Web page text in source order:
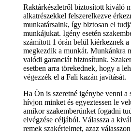
Raktárkészletről biztosított kiváló
alkatrészekkel felszerelkezve
munkatársaink, így biztosan el
munkájukat. Igény esetén
számított 1 órán belül kiérkeznek a
megkezdik a munkát. Munkánkra
valódi garanciát biztosítunk.
esetben arra törekednek, hogy a
végezzék el a Fali kazán javítását.
Ha Ön is szeretné igénybe venni a
hívjon minket és egyeztessen le
amikor szakemberünket fogadni
elvégzése céljából. Válassza a
remek szakértelmet, azaz